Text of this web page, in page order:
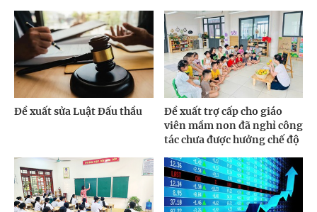
Đề xuất sửa Luật Đấu thầu
Đề xuất trợ cấp cho giáo
viên mầm non đã nghỉ công
tác chưa được hưởng chế độ